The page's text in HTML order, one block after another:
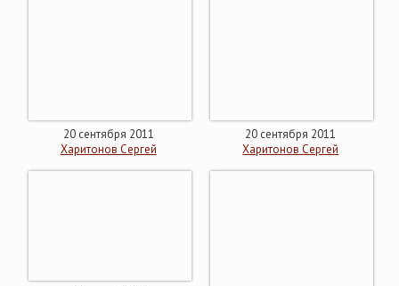
20 сентября 2011
Харитонов Сергей
20 сентября 2011
Харитонов Сергей